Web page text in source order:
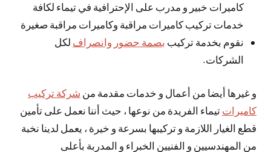
كاميرات خبير و مدرب على الإحترافية في تيماء لكافة
خدمات تركيب كاميرات مراقبة وكاميرات مراقبة صغيرة
نقوم بخدمة تركيب بصمة حضور وانصراف لكل
الشركات.
و غيرها أيضا من أعمال و خدمات مقدمة من شركة تركيب
كاميرات تيماء الفريدة من نوعها ، حيث أننا نعمل على تأمين
قطع الغيار اللازمة و تركيبها بسرعة و خيرة ، يعمل لدينا نخبة
من المهندسيين و الفنيين الخبراء و المدربة بأعلى